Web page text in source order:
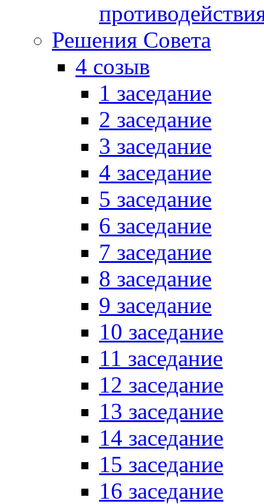
Решения Совета
4 созыв
1 заседание
2 заседание
3 заседание
4 заседание
5 заседание
6 заседание
7 заседание
8 заседание
9 заседание
10 заседание
11 заседание
12 заседание
13 заседание
14 заседание
15 заседание
16 заседание